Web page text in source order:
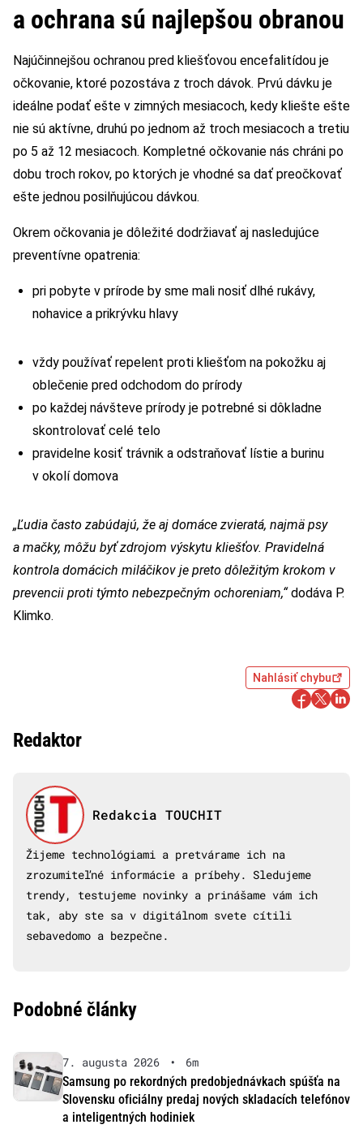
a ochrana sú najlepšou obranou
Najúčinnejšou ochranou pred kliešťovou encefalitídou je
očkovanie, ktoré pozostáva z troch dávok. Prvú dávku je
ideálne podať ešte v zimných mesiacoch, kedy kliešte ešte
nie sú aktívne, druhú po jednom až troch mesiacoch a tretiu
po 5 až 12 mesiacoch. Kompletné očkovanie nás chráni po
dobu troch rokov, po ktorých je vhodné sa dať preočkovať
ešte jednou posilňujúcou dávkou.
Okrem očkovania je dôležité dodržiavať aj nasledujúce
preventívne opatrenia:
pri pobyte v prírode by sme mali nosiť dlhé rukávy,
nohavice a prikrývku hlavy
vždy používať repelent proti kliešťom na pokožku aj
oblečenie pred odchodom do prírody
po každej návšteve prírody je potrebné si dôkladne
skontrolovať celé telo
pravidelne kosiť trávnik a odstraňovať lístie a burinu
v okolí domova
„Ľudia často zabúdajú, že aj domáce zvieratá, najmä psy
a mačky, môžu byť zdrojom výskytu kliešťov. Pravidelná
kontrola domácich miláčikov je preto dôležitým krokom v
prevencii proti týmto nebezpečným ochoreniam,“dodáva P.
Klimko.
Nahlásiť chybu
Redaktor
Redakcia TOUCHIT
Žijeme technológiami a pretvárame ich na
zrozumiteľné informácie a príbehy. Sledujeme
trendy, testujeme novinky a prinášame vám ich
tak, aby ste sa v digitálnom svete cítili
sebavedomo a bezpečne.
Podobné články
7. augusta 2026 •
6m
Samsung po rekordných predobjednávkach spúšťa na
Slovensku oficiálny predaj nových skladacích telefónov
a inteligentných hodiniek